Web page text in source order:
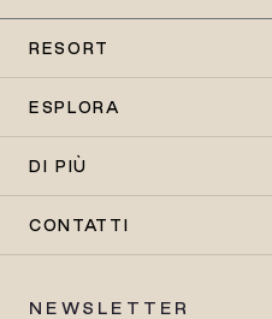
RESORT
ESPLORA
DI PIÙ
CONTATTI
NEWSLETTER